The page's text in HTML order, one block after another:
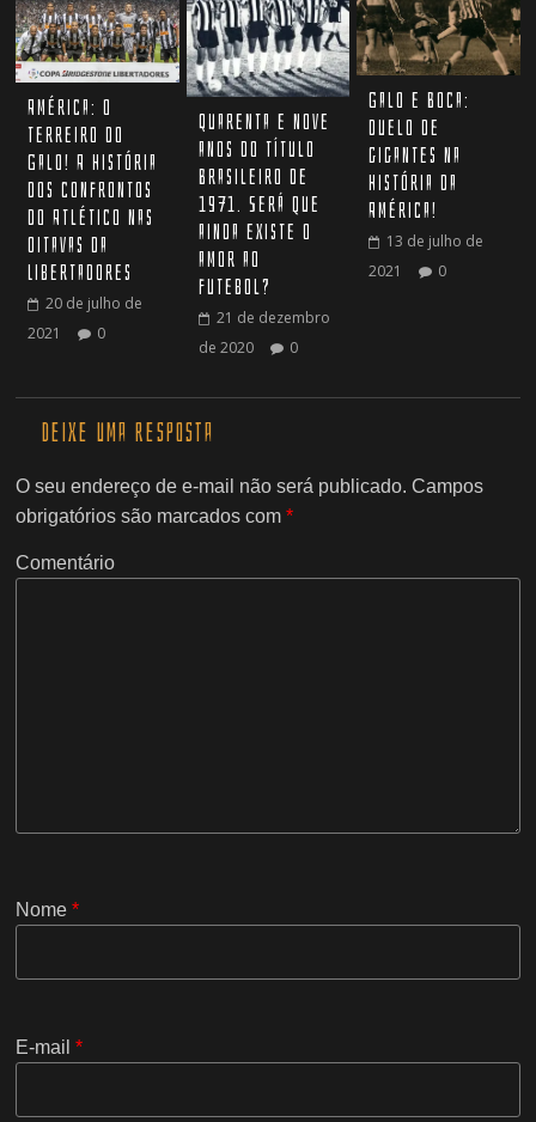
América: o
terreiro do
Galo! A história
dos confrontos
do Atlético nas
Oitavas da
Libertadores
20 de julho de
2021
0
Quarenta e nove
anos do título
Brasileiro de
1971. Será que
ainda existe o
amor ao
futebol?
21 de dezembro
de 2020
0
Galo e Boca:
duelo de
gigantes na
história da
América!
13 de julho de
2021
0
Deixe uma resposta
O seu endereço de e-mail não será publicado. Campos
obrigatórios são marcados com*
Comentário
Nome*
E-mail*